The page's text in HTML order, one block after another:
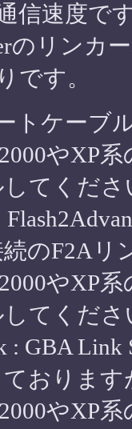
信速度で
のリンカ
です。
トケーブ
やXP
してくださ
のF2Aリ
やXP
してくださ
: GBA
おります
やXP